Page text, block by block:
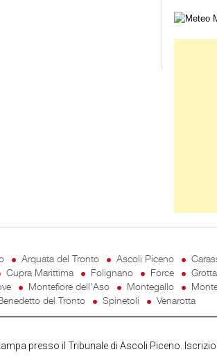
Carta
Arquata del Tronto Ascoli Piceno
Cupra Marittima Folignano Force
Montefiore dell'Aso Montegallo
del Tronto Spinetoli Venarotta
presso il Tribunale di Ascoli Piceno.